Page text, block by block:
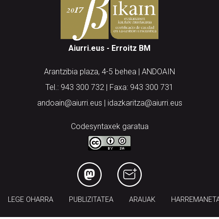
Aiurri.eus - Erroitz BM
Arantzibia plaza, 4-5 behea | ANDOAIN
Tel.: 943 300 732 | Faxa: 943 300 731
andoain@aiurri.eus | idazkaritza@aiurri.eus
Codesyntaxek garatua
LEGE OHARRA PUBLIZITATEA ARAUAK